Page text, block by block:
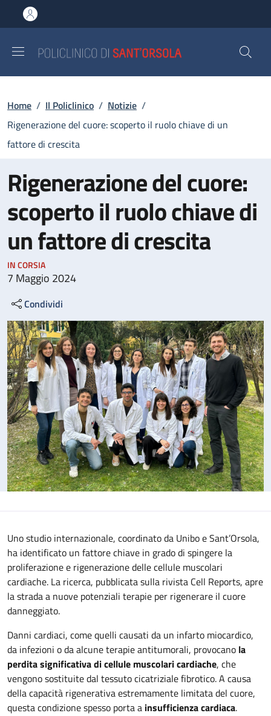
al contenuto principale
to footer content
Briciole di pane
Home / Il Policlinico / Notizie /
Rigenerazione del cuore: scoperto il ruolo chiave di un
fattore di crescita
Rigenerazione del cuore:
scoperto il ruolo chiave di
un fattore di crescita
IN CORSIA
7 Maggio 2024
Condividi
Uno studio internazionale, coordinato da Unibo e Sant’Orsola,
ha identificato un fattore chiave in grado di spingere la
proliferazione e rigenerazione delle cellule muscolari
cardiache. La ricerca, pubblicata sulla rivista Cell Reports, apre
la strada a nuove potenziali terapie per rigenerare il cuore
danneggiato.
Danni cardiaci, come quelli causati da un infarto miocardico,
da infezioni o da alcune terapie antitumorali, provocano la
perdita significativa di cellule muscolari cardiache, che
vengono sostituite dal tessuto cicatriziale fibrotico. A causa
della capacità rigenerativa estremamente limitata del cuore,
questa condizione spesso porta a insufficienza cardiaca.